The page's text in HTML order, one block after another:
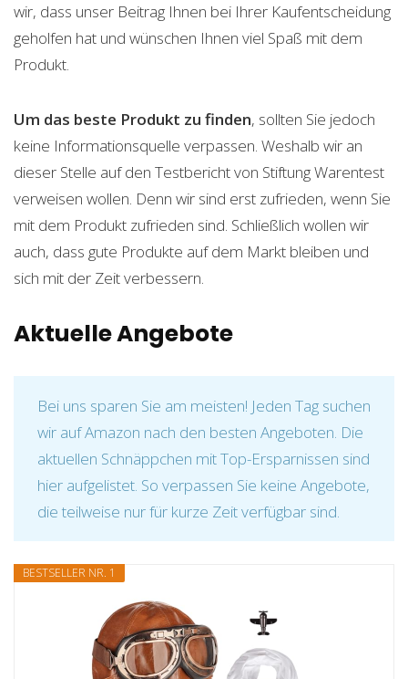
wir, dass unser Beitrag Ihnen bei Ihrer Kaufentscheidung
geholfen hat und wünschen Ihnen viel Spaß mit dem
Produkt.
Um das beste Produkt zu finden, sollten Sie jedoch
keine Informationsquelle verpassen. Weshalb wir an
dieser Stelle auf den Testbericht von Stiftung Warentest
verweisen wollen. Denn wir sind erst zufrieden, wenn Sie
mit dem Produkt zufrieden sind. Schließlich wollen wir
auch, dass gute Produkte auf dem Markt bleiben und
sich mit der Zeit verbessern.
Aktuelle Angebote
Bei uns sparen Sie am meisten! Jeden Tag suchen
wir auf Amazon nach den besten Angeboten. Die
aktuellen Schnäppchen mit Top-Ersparnissen sind
hier aufgelistet. So verpassen Sie keine Angebote,
die teilweise nur für kurze Zeit verfügbar sind.
BESTSELLER NR. 1